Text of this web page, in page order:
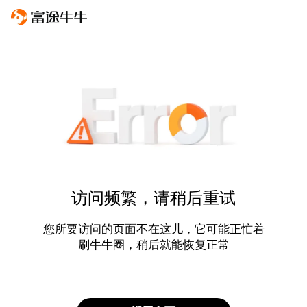
访问频繁，请稍后重试
您所要访问的页面不在这儿，它可能正忙着
刷牛牛圈，稍后就能恢复正常